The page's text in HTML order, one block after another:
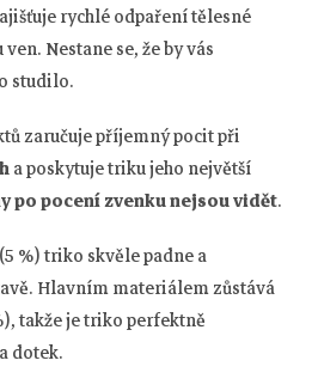
rychlé odpaření tělesné
Nestane se, že by vás
studilo.
zaručuje příjemný pocit při
a poskytuje triku jeho největší
po pocení zvenku nejsou vidět.
%) triko skvěle padne a
Hlavním materiálem zůstává
takže je triko perfektně
dotek.